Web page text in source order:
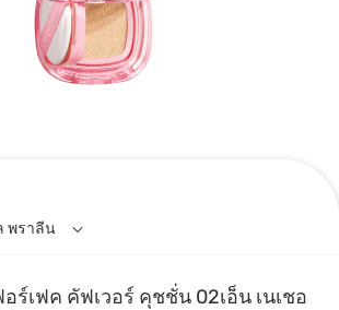
ร์เฟค คัฟเวอร์ คุชชั่น 02เอ็น เนเชอ
พราลีน